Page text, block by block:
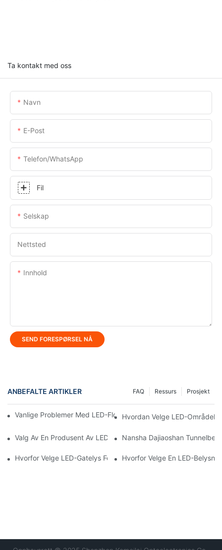
Ta kontakt med oss
Navn
E-Post
Telefon/whatsApp
Fil
Selskap
Nettsted
Innhold
SEND FORESPØRSEL NÅ
ANBEFALTE ARTIKLER Prosjekt
Ressurs
FAQ
Vanlige Problemer Med LED-Flomlys Og Hvordan Du Fikser Dem
Hvordan Velge LED-
Valg Av En Produsent Av LED-Lineærlys I Kina: Fordeler Og
Nansha Dajiaoshan
Hvorfor Velge LED-Gatelys For Bybelysning?Hvorfor Velge En LED-